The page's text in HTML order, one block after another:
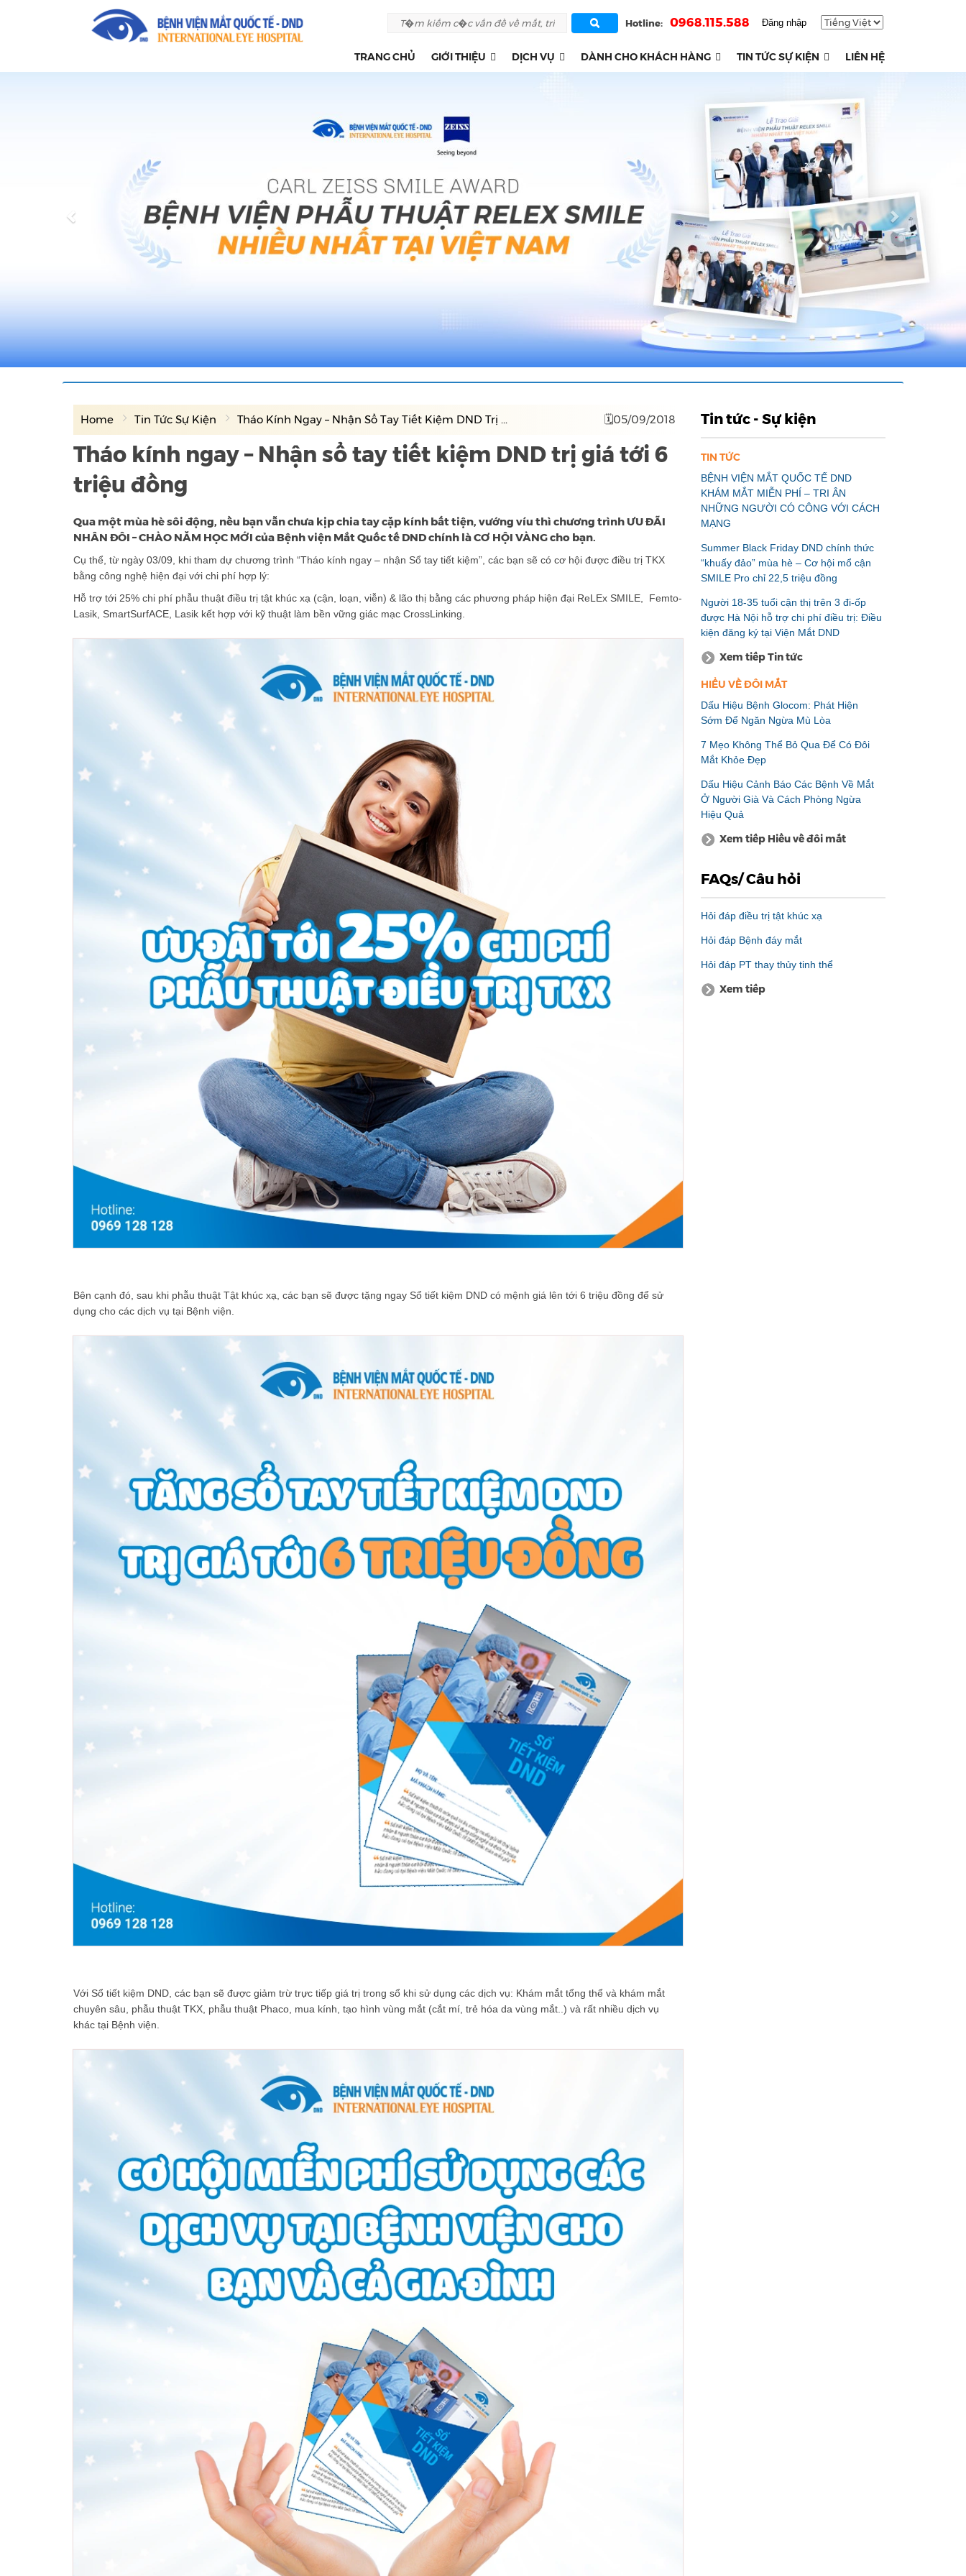
Đăng nhập
Hotline: 0968.115.588
TRANG CHỦ GIỚI THIỆU DỊCH VỤ DÀNH CHO KHÁCH HÀNG TIN TỨC SỰ KIỆN LIÊN HỆ
Home Tin Tức Sự Kiện Tháo Kính Ngay – Nhận Sổ Tay Tiết Kiệm DND Trị ... 🗓05/09/2018
Tháo kính ngay – Nhận sổ tay tiết kiệm DND trị giá tới 6
triệu đồng
Qua một mùa hè sôi động, nều bạn vẫn chưa kịp chia tay cặp kính bất tiện, vướng víu thì chương trình ƯU ĐÃI
NHÂN ĐÔI – CHÀO NĂM HỌC MỚI của Bệnh viện Mắt Quốc tế DND chính là CƠ HỘI VÀNG cho bạn.
Cụ thể, từ ngày 03/09, khi tham dự chương trình “Tháo kính ngay – nhận Sổ tay tiết kiệm”, các bạn sẽ có cơ hội được điều trị TKX
bằng công nghệ hiện đại với chi phí hợp lý:
Hỗ trợ tới 25% chi phí phẫu thuật điều trị tật khúc xạ (cận, loạn, viễn) & lão thị bằng các phương pháp hiện đại ReLEx SMILE, Femto-
Lasik, SmartSurfACE, Lasik kết hợp với kỹ thuật làm bền vững giác mạc CrossLinking.
Bên cạnh đó, sau khi phẫu thuật Tật khúc xạ, các bạn sẽ được tặng ngay Sổ tiết kiệm DND có mệnh giá lên tới 6 triệu đồng để sử
dụng cho các dịch vụ tại Bệnh viện.
Với Sổ tiết kiệm DND, các bạn sẽ được giảm trừ trực tiếp giá trị trong sổ khi sử dụng các dịch vụ: Khám mắt tổng thể và khám mắt
chuyên sâu, phẫu thuật TKX, phẫu thuật Phaco, mua kính, tạo hình vùng mắt (cắt mí, trẻ hóa da vùng mắt..) và rất nhiều dịch vụ
khác tại Bệnh viện.
Tin tức - Sự kiện
TIN TỨC
BỆNH VIỆN MẮT QUỐC TẾ DND
KHÁM MẮT MIỄN PHÍ – TRI ÂN
NHỮNG NGƯỜI CÓ CÔNG VỚI CÁCH
MẠNG
Summer Black Friday DND chính thức
“khuấy đảo” mùa hè – Cơ hội mổ cận
SMILE Pro chỉ 22,5 triệu đồng
Người 18-35 tuổi cận thị trên 3 đi-ốp
được Hà Nội hỗ trợ chi phí điều trị: Điều
kiện đăng ký tại Viện Mắt DND
Xem tiếp Tin tức
HIỂU VỀ ĐÔI MẮT
Dấu Hiệu Bệnh Glocom: Phát Hiện
Sớm Để Ngăn Ngừa Mù Lòa
7 Mẹo Không Thể Bỏ Qua Để Có Đôi
Mắt Khỏe Đẹp
Dấu Hiệu Cảnh Báo Các Bệnh Về Mắt
Ở Người Già Và Cách Phòng Ngừa
Hiệu Quả
Xem tiếp Hiểu về đôi mắt
FAQs/ Câu hỏi
Hỏi đáp điều trị tật khúc xạ
Hỏi đáp Bệnh đáy mắt
Hỏi đáp PT thay thủy tinh thể
Xem tiếp